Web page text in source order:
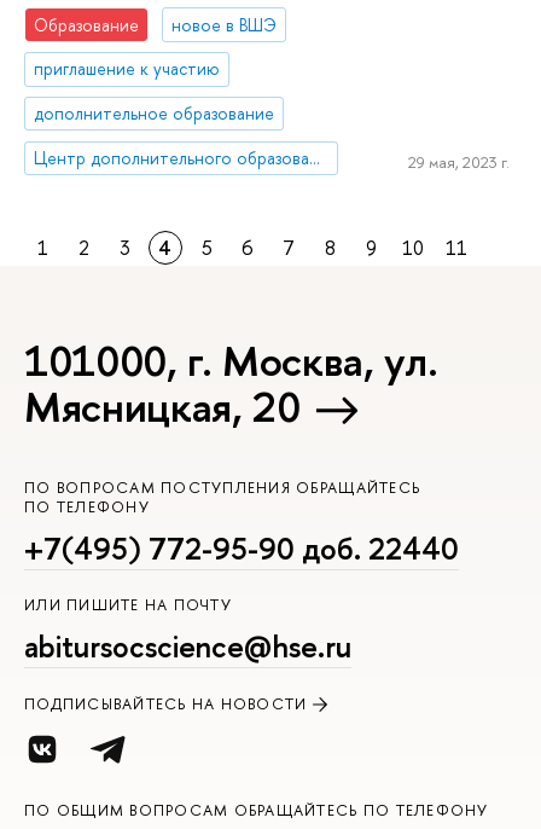
Образование
новое в ВШЭ
приглашение к участию
дополнительное образование
Центр дополнительного образования
29 мая, 2023 г.
1 2 3 4 5 6 7 8 9 10 11
101000, г. Москва, ул.
Мясницкая, 20
ПО ВОПРОСАМ ПОСТУПЛЕНИЯ ОБРАЩАЙТЕСЬ
ПО ТЕЛЕФОНУ
+7(495) 772-95-90 доб. 22440
ИЛИ ПИШИТЕ НА ПОЧТУ
abitursocscience@hse.ru
ПОДПИСЫВАЙТЕСЬ НА НОВОСТИ
ПО ОБЩИМ ВОПРОСАМ ОБРАЩАЙТЕСЬ ПО ТЕЛЕФОНУ